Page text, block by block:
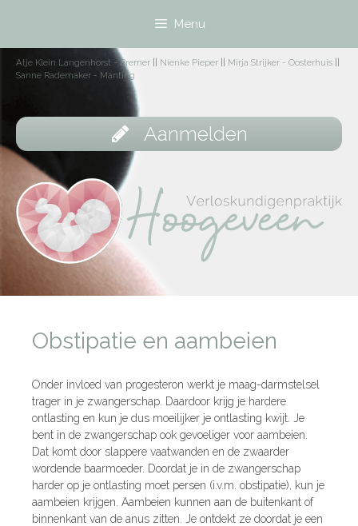
Menu
Atje Klein Langenhorst - Bremer Nienke Pieper Mirja Strijker - Oosterhuis
Sanne Rademaker - Manting
Aanmelden
Obstipatie en aambeien
Onder invloed van progesteron werkt je maag-darmstelsel
trager in je zwangerschap. Daardoor krijg je hardere
ontlasting en kun je dus moeilijker je ontlasting kwijt. Je
bent in de zwangerschap ook gevoeliger voor aambeien.
Dat komt door slappere vaatwanden en de zwaarder
wordende baarmoeder. Doordat je in de zwangerschap
harder op je ontlasting moet persen (i.v.m. obstipatie), kun je
aambeien krijgen. Aambeien kunnen aan de buitenkant of
binnenkant van de anus zitten. Je ontdekt ze doordat je een